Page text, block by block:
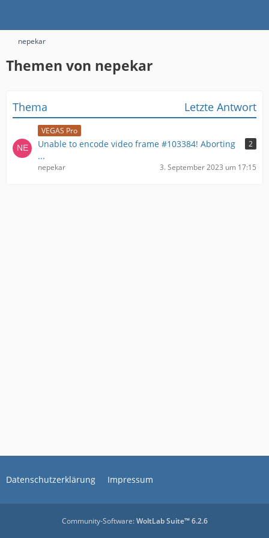
nepekar
Themen von nepekar
Thema Letzte Antwort
VEGAS Pro
Unable to encode video frame #103384! Aborting
...
2
nepekar 3. September 2023 um 17:15
Datenschutzerklärung Impressum
Community-Software:WoltLab Suite™ 6.2.6